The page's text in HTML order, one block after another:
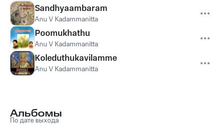
Sandhyaambaram
Anu V Kadammanitta
Poomukhathu
Anu V Kadammanitta
Koleduthukavilamme
Anu V Kadammanitta
Альбомы
По дате выхода